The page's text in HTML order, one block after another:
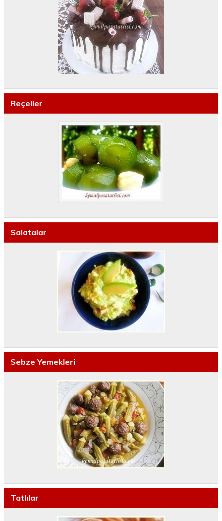
Reçeller
Salatalar
Sebze Yemekleri
Tatlılar